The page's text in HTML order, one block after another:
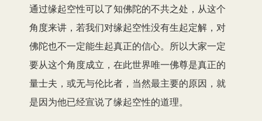
通过缘起空性可以了知佛陀的不共之处，从这个
角度来讲，若我们对缘起空性没有生起定解，对
佛陀也不一定能生起真正的信心。所以大家一定
要从这个角度成立，在此世界唯一佛尊是真正的
量士夫，或无与伦比者，当然最主要的原因，就
是因为他已经宣说了缘起空性的道理。